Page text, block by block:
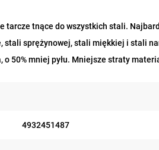
tnące do wszystkich stali.
sprężynowej, stali miękkiej i stali
o 50% mniej pyłu. Mniejsze straty
4932451487